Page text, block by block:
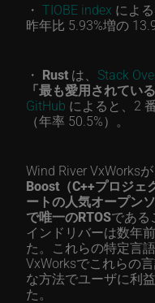
・ TIOBE index による
昨年比 5.93%増の
・ Rustは、 Stack
「最も愛用されてい
GitHub によると、2
（年率 50.5%）。
Wind River VxWorksが
Boost（C++プロジェ
ートの人気オープン
で唯一のRTOSである
インドリバーは数年
た。これらの特定言
VxWorksでこれらの
な方法でユーザに利
た。